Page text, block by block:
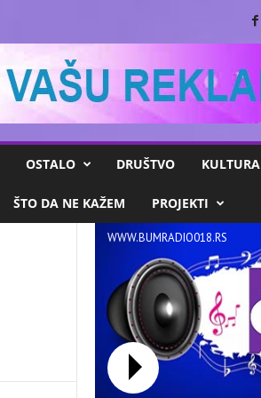
OSTALO DRUŠTVO KULTURA
ŠTO DA NE KAŽEM PROJEKTI
WWW.BUMRADIO018.RS